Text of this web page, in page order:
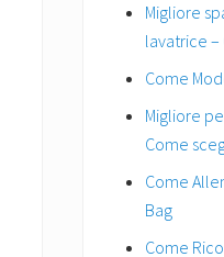
Migliore
lavatrice
Come
Migliore
Come
Come
Bag
Come